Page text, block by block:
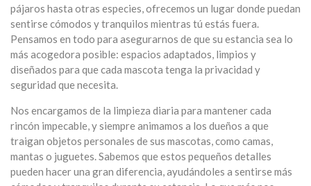
pájaros hasta otras especies, ofrecemos un lugar donde puedan
sentirse cómodos y tranquilos mientras tú estás fuera.
Pensamos en todo para asegurarnos de que su estancia sea lo
más acogedora posible: espacios adaptados, limpios y
diseñados para que cada mascota tenga la privacidad y
seguridad que necesita.
Nos encargamos de la limpieza diaria para mantener cada
rincón impecable, y siempre animamos a los dueños a que
traigan objetos personales de sus mascotas, como camas,
mantas o juguetes. Sabemos que estos pequeños detalles
pueden hacer una gran diferencia, ayudándoles a sentirse más